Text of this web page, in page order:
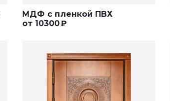
МДФ с пленкой ПВХ
от 10300₽